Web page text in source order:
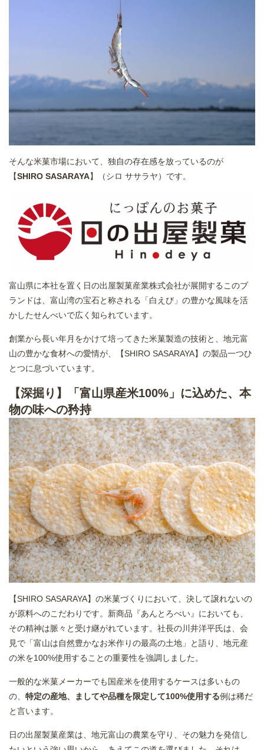
そんな米菓市場において、独自の存在感を放っているのが
【SHIRO SASARAYA】（シロ ササラヤ）です。
富山県に本社を置く日の出屋製菓産業株式会社が展開するこのブ
ランドは、富山湾の宝石と称される「白えび」の豊かな風味を活
かしたせんべいで広く知られています。
創業から長い年月をかけて培ってきた米菓製造の技術と、地元富
山の豊かな食材への愛情が、【SHIRO SASARAYA】の製品一つひ
とつに息づいています。
【深掘り】「富山県産米100%」に込めた、本
物の味への矜持
【SHIRO SASARAYA】の米菓づくりにおいて、決して譲れないの
が原料へのこだわりです。新商品『あんとろべい』においても、
その精神は脈々と受け継がれています。社長の川井洋平氏は、会
見で「富山は自然豊かなお米作りの最高の土地」と語り、地元産
の米を100%使用することの重要性を強調しました。
一般的な米菓メーカーでも国産米を使用するケースは多いもの
の、 特定の産地、ましてや品種を限定して100%使用する例は稀だ
と言います。
日の出屋製菓産業は、地元富山の農業を守り、その魅力を発信し